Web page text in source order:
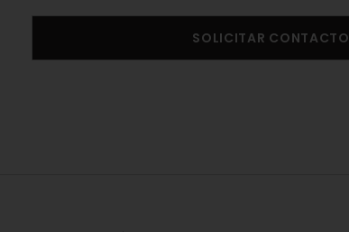
SOLICITAR CONTACTO